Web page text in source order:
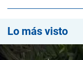
Lo más visto